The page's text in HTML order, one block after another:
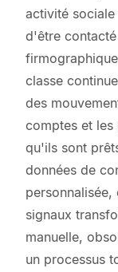
activité
d'être
classe
des
comptes et les
qu'ils sont
données de
signaux
manuelle,
un processus